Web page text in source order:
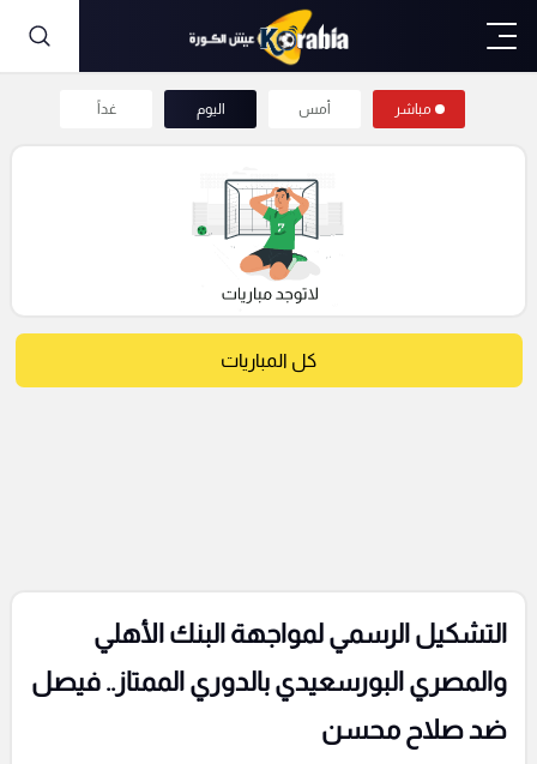
مباشر أمس اليوم غداً
كل المباريات
التشكيل الرسمي لمواجهة البنك الأهلي
والمصري البورسعيدي بالدوري الممتاز.. فيصل
ضد صلاح محسن